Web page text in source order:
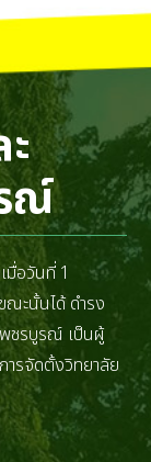
ณ์
มื่อวันที่ 1
ณะนั้นได้ ดำรง
ชรบูรณ์ เป็นผู้
ารจัดตั้งวิทยาลัย